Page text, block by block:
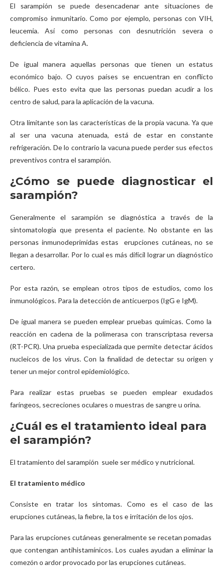
El sarampión se puede desencadenar ante situaciones de
compromiso inmunitario. Como por ejemplo, personas con VIH,
leucemia. Así como personas con desnutrición severa o
deficiencia de vitamina A.
De igual manera aquellas personas que tienen un estatus
económico bajo. O cuyos países se encuentran en conflicto
bélico. Pues esto evita que las personas puedan acudir a los
centro de salud, para la aplicación de la vacuna.
Otra limitante son las características de la propia vacuna. Ya que
al ser una vacuna atenuada, está de estar en constante
refrigeración. De lo contrario la vacuna puede perder sus efectos
preventivos contra el sarampión.
¿Cómo se puede diagnosticar el
sarampión?
Generalmente el sarampión se diagnóstica a través de la
sintomatología que presenta el paciente. No obstante en las
personas inmunodeprimidas estas erupciones cutáneas, no se
llegan a desarrollar. Por lo cual es más difícil lograr un diagnóstico
certero.
Por esta razón, se emplean otros tipos de estudios, como los
inmunológicos. Para la detección de anticuerpos (IgG e IgM).
De igual manera se pueden emplear pruebas químicas. Como la
reacción en cadena de la polimerasa con transcriptasa reversa
(RT-PCR). Una prueba especializada que permite detectar ácidos
nucleicos de los virus. Con la finalidad de detectar su origen y
tener un mejor control epidemiológico.
Para realizar estas pruebas se pueden emplear exudados
faríngeos, secreciones oculares o muestras de sangre u orina.
¿Cuál es el tratamiento ideal para
el sarampión?
El tratamiento del sarampión suele ser médico y nutricional.
El tratamiento médico
Consiste en tratar los síntomas. Como es el caso de las
erupciones cutáneas, la fiebre, la tos e irritación de los ojos.
Para las erupciones cutáneas generalmente se recetan pomadas
que contengan antihistamínicos. Los cuales ayudan a eliminar la
comezón o ardor provocado por las erupciones cutáneas.